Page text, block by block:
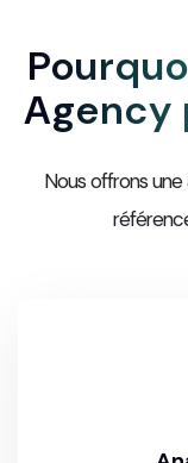
Agency
Nous offrons